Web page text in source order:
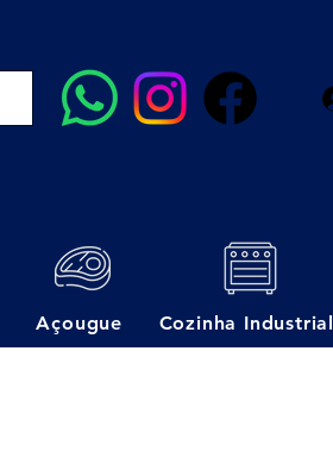
Açougue Cozinha Industrial